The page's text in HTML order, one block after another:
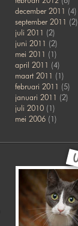
december 2011 (4)
september 2011 (2)
juli 2011 (2)
juni 2011 (2)
mei 2011 (1)
april 2011 (4)
maart 2011 (1)
februari 2011 (5)
januari 2011 (2)
juli 2010(1)
mei 2006(1)